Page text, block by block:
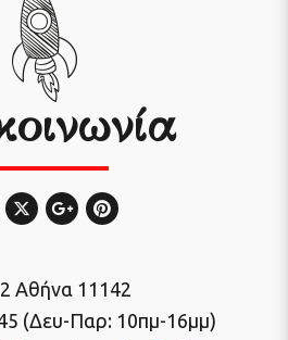
Αθήνα 11142
(Δευ-Παρ: 10πμ-16μμ)